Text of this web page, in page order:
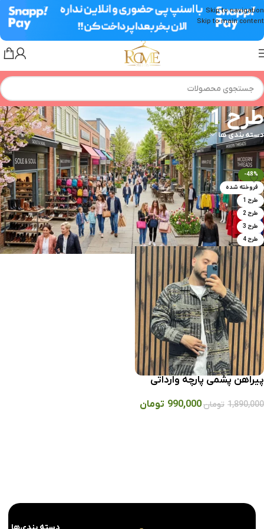
Skip to navigation
Skip to main content
طرح 1
دسته بندی ها
خانه»طرح 1
-48%
فروخته شده
طرح 1
طرح 2
طرح 3
طرح 4
پیراهن پشمی پارچه وارداتی
1,890,000 تومان990,000 تومان